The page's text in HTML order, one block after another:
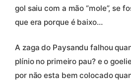
gol saiu com a mão “mole”, se
que era porque é baixo…
A zaga do Paysandu falhou
plínio no primeiro pau? e o
por não esta bem colocado